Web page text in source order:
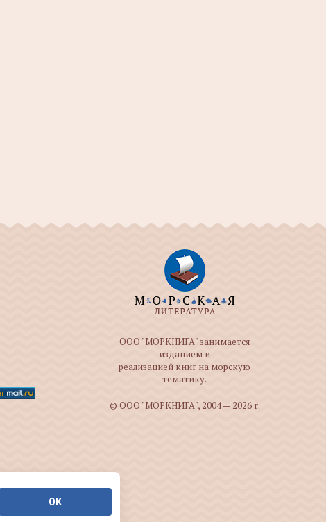
ООО "МОРКНИГА" занимается
изданием и
реализацией книг на морскую
тематику.
© ООО "МОРКНИГА", 2004 — 2026 г.
ОК